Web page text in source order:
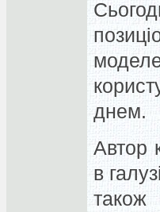
днем.
Автор
в
також